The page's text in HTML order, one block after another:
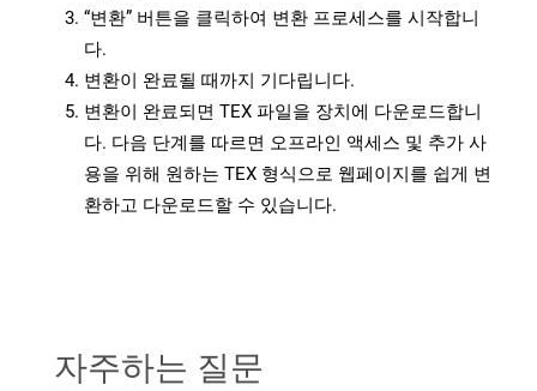
“변환” 버튼을 클릭하여 변환 프로세스를 시작합니
다.
변환이 완료될 때까지 기다립니다.
변환이 완료되면 TEX 파일을 장치에 다운로드합니
다. 다음 단계를 따르면 오프라인 액세스 및 추가 사
용을 위해 원하는 TEX 형식으로 웹페이지를 쉽게 변
환하고 다운로드할 수 있습니다.
자주하는 질문